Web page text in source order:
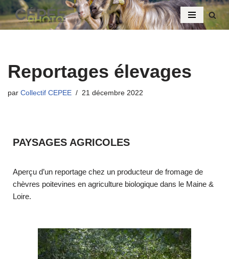
Aller
Reportages élevages
par Collectif CEPEE 21 décembre 2022
PAYSAGES AGRICOLES
Aperçu d’un reportage chez un producteur de fromage de
chèvres poitevines en agriculture biologique dans le Maine &
Loire.